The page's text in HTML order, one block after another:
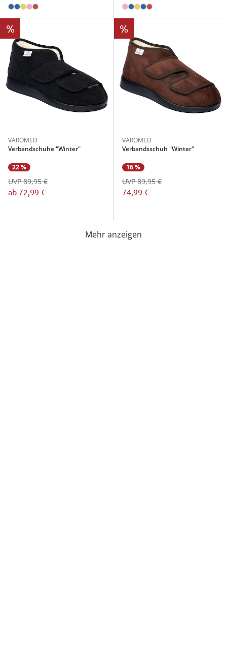
%
VAROMED
Verbandschuhe "Winter"
22 %
ab 72,99 €
UVP 89,95 €
%
VAROMED
Verbandsschuh "Winter"
16 %
74,99 €
UVP 89,95 €
Mehr anzeigen